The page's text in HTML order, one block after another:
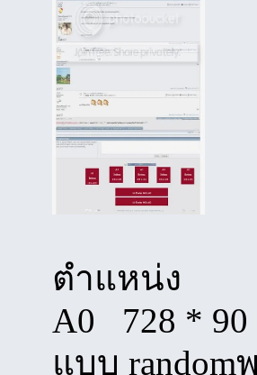
ตำแหน่ง
A0 728 *
แบบ